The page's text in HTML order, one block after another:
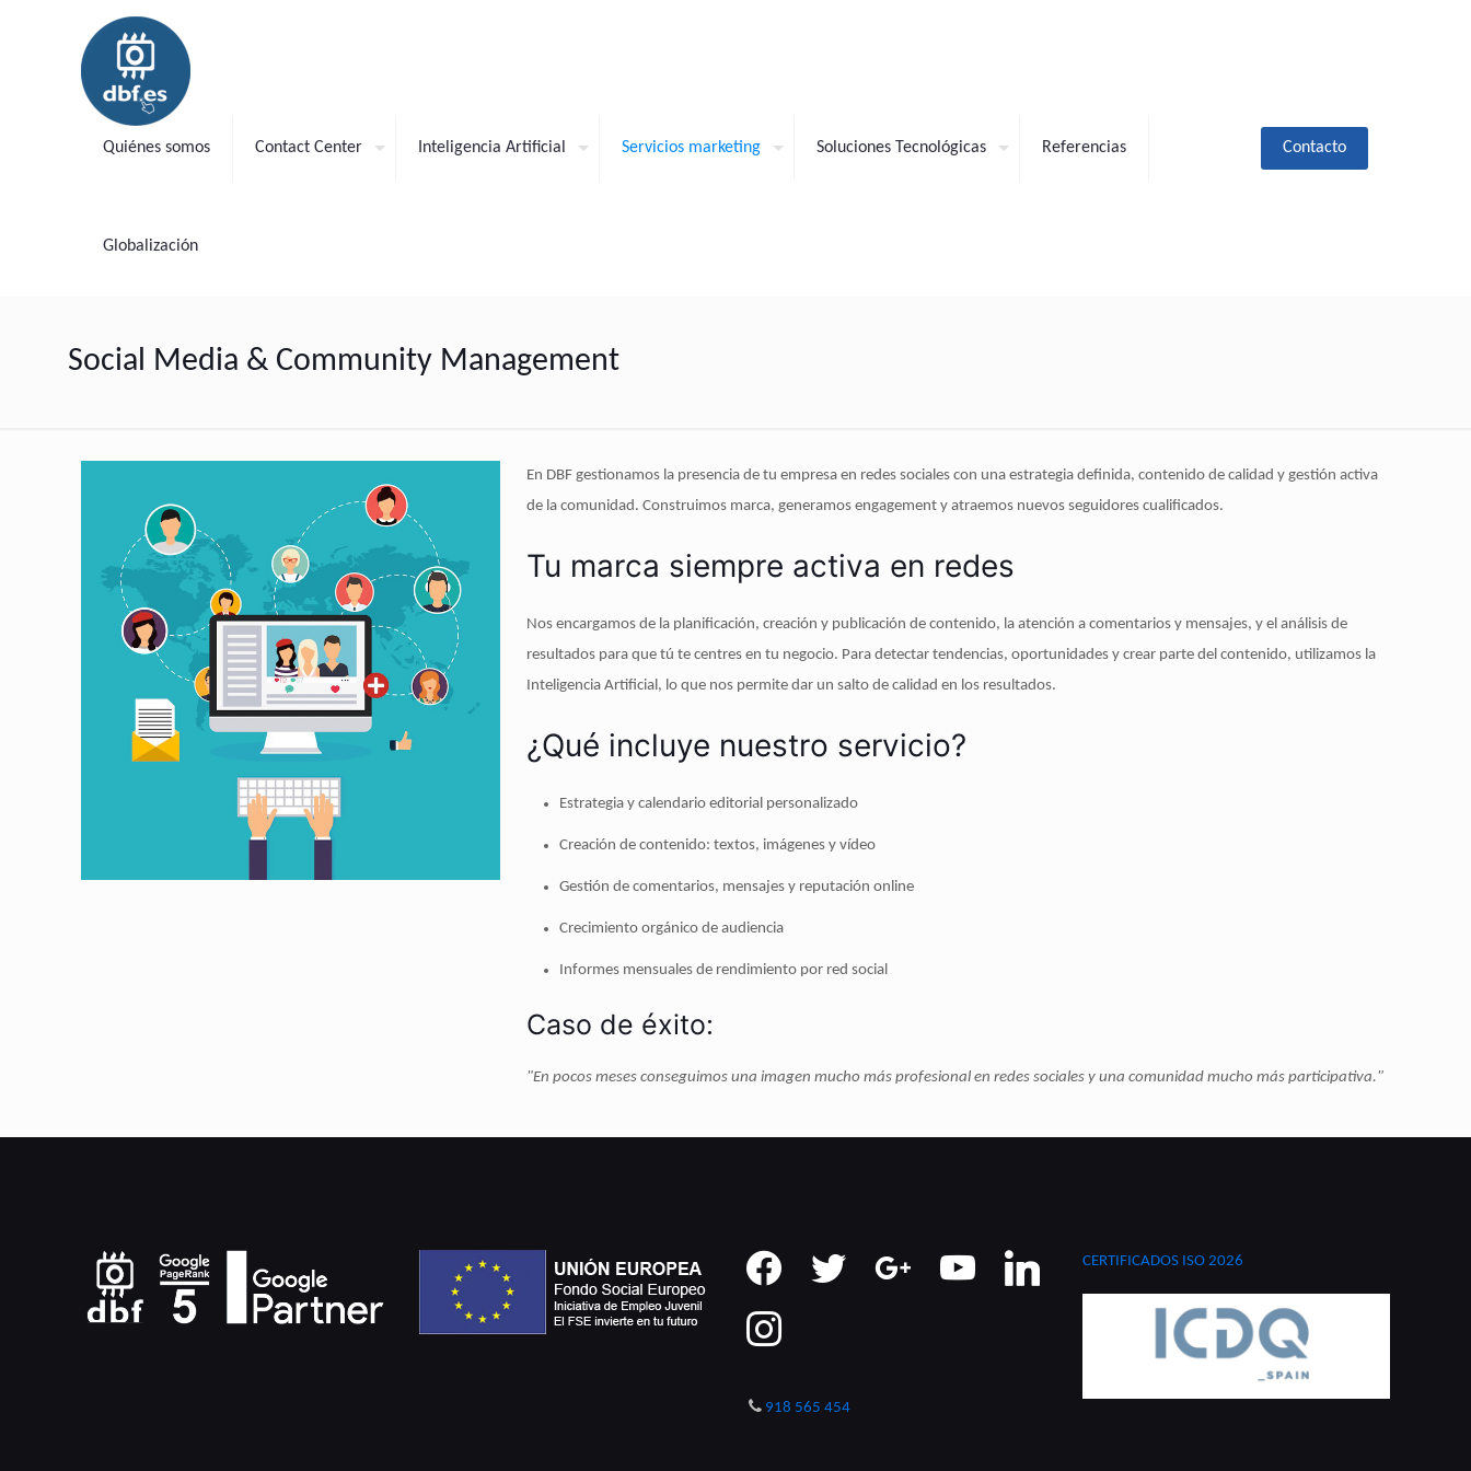
Quiénes somos Contact Center Inteligencia Artificial Servicios marketing Soluciones Tecnológicas Referencias
Globalización
Contacto
Social Media & Community Management
En DBF gestionamos la presencia de tu empresa en redes sociales con una estrategia definida, contenido de calidad y gestión activa
de la comunidad. Construimos marca, generamos engagement y atraemos nuevos seguidores cualificados.
Tu marca siempre activa en redes
Nos encargamos de la planificación, creación y publicación de contenido, la atención a comentarios y mensajes, y el análisis de
resultados para que tú te centres en tu negocio. Para detectar tendencias, oportunidades y crear parte del contenido, utilizamos la
Inteligencia Artificial, lo que nos permite dar un salto de calidad en los resultados.
¿Qué incluye nuestro servicio?
Estrategia y calendario editorial personalizado
Creación de contenido: textos, imágenes y vídeo
Gestión de comentarios, mensajes y reputación online
Crecimiento orgánico de audiencia
Informes mensuales de rendimiento por red social
Caso de éxito:
"En pocos meses conseguimos una imagen mucho más profesional en redes sociales y una comunidad mucho más participativa."
facebook twitter google youtube linkedin
instagram
918 565 454
CERTIFICADOS ISO 2026